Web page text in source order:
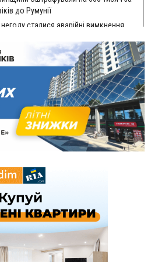
до Румунії
сталися аварійні вимкнення
Долинської лікарні двох
на 272 тисячі гривень
вирок чоловіку, який у Буковелі
пляшку віскі за 8,5 тисяч
археологи відкопали давньоруську
провели серію складних операцій
на "зебрі" водій Audi наїхав на
України - трохи більше ніж 6
два мотоциклісти збили жінку
за будівництвом новобудов і
цін на житло